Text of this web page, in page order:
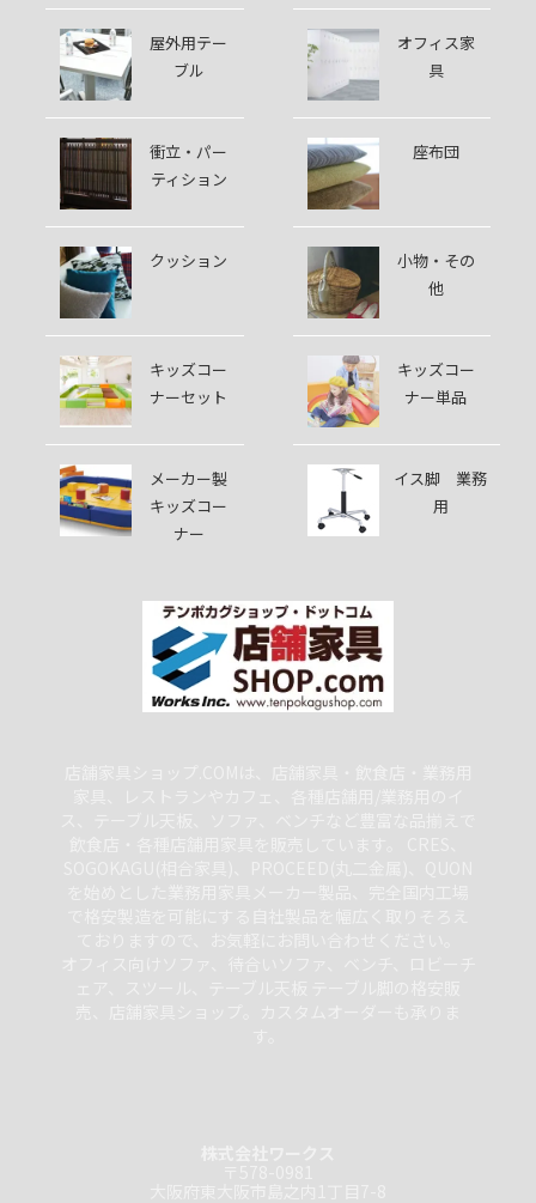
屋外用テー
ブル
オフィス家
具
衝立・パー
ティション
座布団
クッション
小物・その
他
キッズコー
ナーセット
キッズコー
ナー単品
メーカー製
キッズコー
ナー
イス脚 業務
用